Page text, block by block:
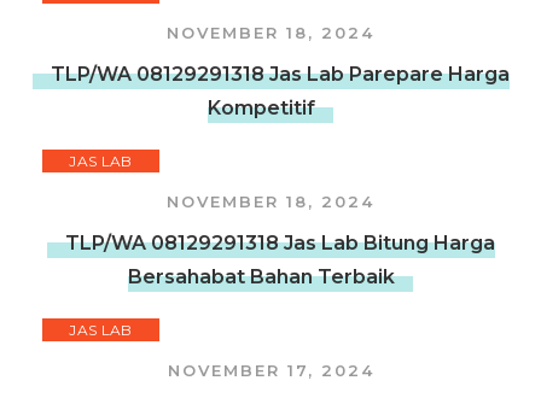
NOVEMBER 18, 2024
TLP/WA 08129291318 Jas Lab Parepare Harga
Kompetitif
JAS LAB
NOVEMBER 18, 2024
TLP/WA 08129291318 Jas Lab Bitung Harga
Bersahabat Bahan Terbaik
JAS LAB
NOVEMBER 17, 2024